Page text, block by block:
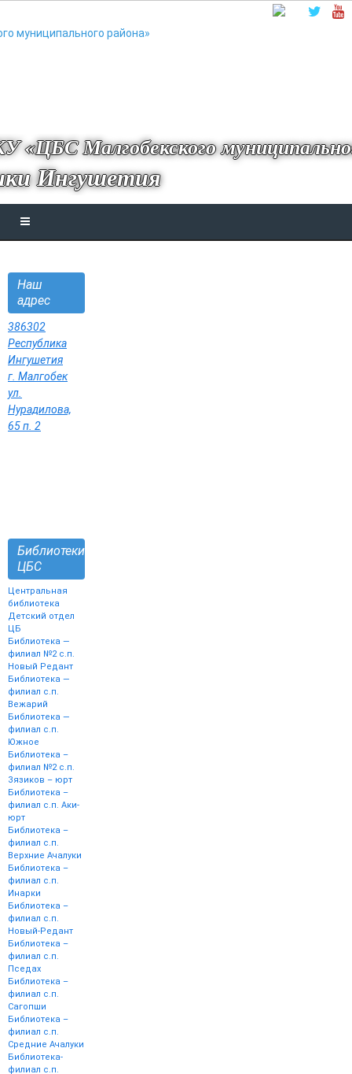
«ЦБС Малгобекского
Ингушетия
Наш
адрес
386302
Республика
Ингушетия
г. Малгобек
ул.
Нурадилова,
65 п. 2
Библиотеки
ЦБС
Центральная
библиотека
Детский отдел
ЦБ
Библиотека —
филиал №2 с.п.
Новый Редант
Библиотека —
филиал с.п.
Вежарий
Библиотека —
филиал с.п.
Южное
Библиотека –
филиал №2 с.п.
Зязиков – юрт
Библиотека –
филиал с.п. Аки-
юрт
Библиотека –
филиал с.п.
Верхние Ачалуки
Библиотека –
филиал с.п.
Инарки
Библиотека –
филиал с.п.
Новый-Редант
Библиотека –
филиал с.п.
Пседах
Библиотека –
филиал с.п.
Сагопши
Библиотека –
филиал с.п.
Средние Ачалуки
Библиотека-
филиал с.п.